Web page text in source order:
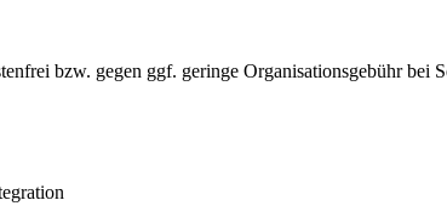
bzw. gegen ggf. geringe Organisationsgebühr